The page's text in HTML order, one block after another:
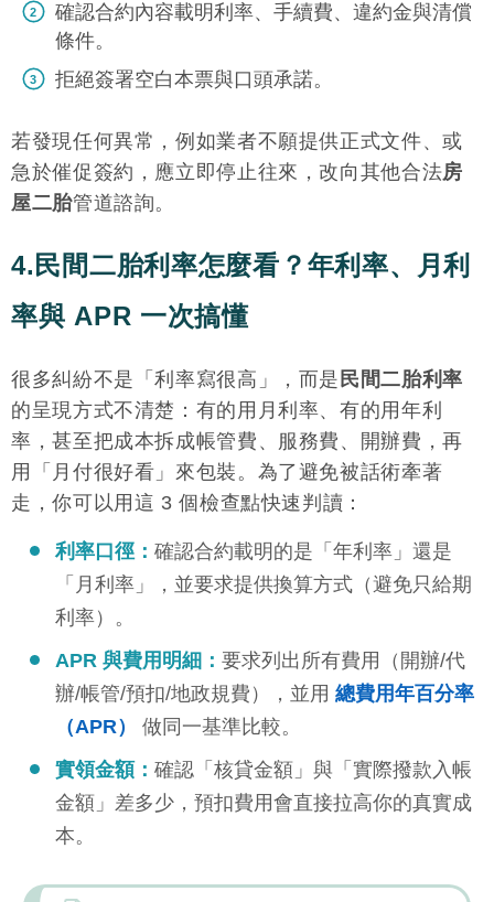
確認合約內容載明利率、手續費、違約金與清償
條件。
拒絕簽署空白本票與口頭承諾。
若發現任何異常，例如業者不願提供正式文件、或
急於催促簽約，應立即停止往來，改向其他合法房
屋二胎管道諮詢。
4.民間二胎利率怎麼看？年利率、月利
率與 APR 一次搞懂
很多糾紛不是「利率寫很高」，而是民間二胎利率
的呈現方式不清楚：有的用月利率、有的用年利
率，甚至把成本拆成帳管費、服務費、開辦費，再
用「月付很好看」來包裝。為了避免被話術牽著
走，你可以用這 3 個檢查點快速判讀：
利率口徑： 確認合約載明的是「年利率」還是
「月利率」，並要求提供換算方式（避免只給期
利率）。
APR 與費用明細： 要求列出所有費用（開辦/代
辦/帳管/預扣/地政規費），並用 總費用年百分率
（APR）
做同一基準比較。
實領金額： 確認「核貸金額」與「實際撥款入帳
金額」差多少，預扣費用會直接拉高你的真實成
本。